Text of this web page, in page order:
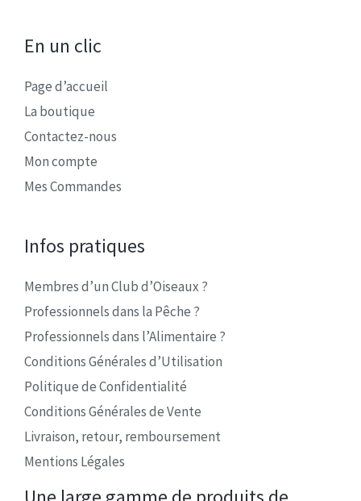
En un clic
Page d’accueil
La boutique
Contactez-nous
Mon compte
Mes Commandes
Infos pratiques
Membres d’un Club d’Oiseaux ?
Professionnels dans la Pêche ?
Professionnels dans l’Alimentaire ?
Conditions Générales d’Utilisation
Politique de Confidentialité
Conditions Générales de Vente
Livraison, retour, remboursement
Mentions Légales